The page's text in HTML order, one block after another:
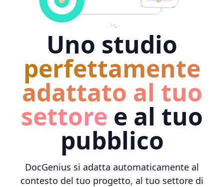
Uno studio
perfettamente
adattato al tuo
settore e al tuo
pubblico
DocGenius si adatta automaticamente al
contesto del tuo progetto, al tuo settore di